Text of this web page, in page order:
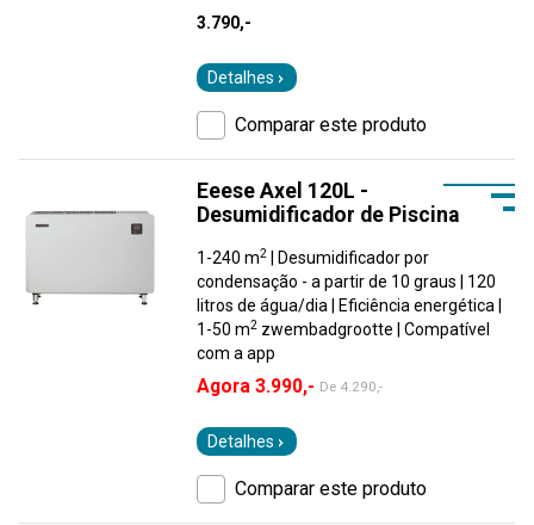
3.790,-
Detalhes
Comparar este produto
Eeese Axel 120L -
Desumidificador de Piscina
1-240 m2
| Desumidificador por
condensação - a partir de 10 graus | 120
litros de água/dia | Eficiência energética |
1-50 m2 zwembadgrootte | Compatível
com a app
Agora 3.990,- De 4.290,-
Detalhes
Comparar este produto